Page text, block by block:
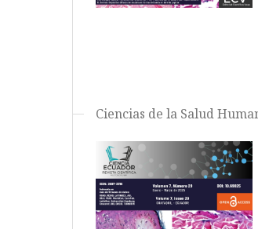
Ciencias de la Salud